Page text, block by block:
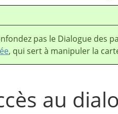
pas le Dialogue des
, qui sert à manipuler la
au